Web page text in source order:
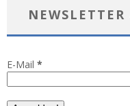
E-Mail *